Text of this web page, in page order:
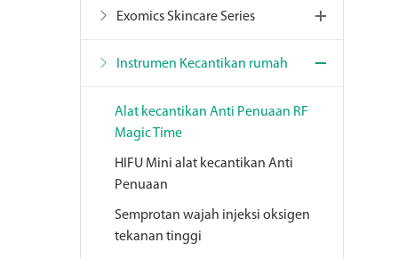
Exomics Skincare Series
Instrumen Kecantikan rumah
Alat kecantikan Anti Penuaan RF
Magic Time
HIFU Mini alat kecantikan Anti
Penuaan
Semprotan wajah injeksi oksigen
tekanan tinggi